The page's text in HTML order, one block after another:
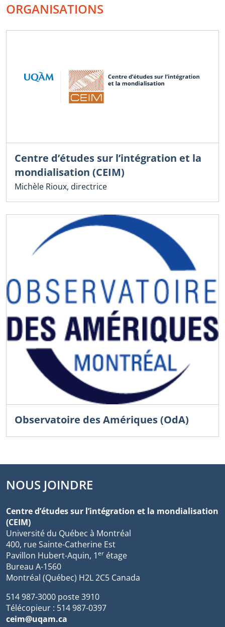
ORGANISATIONS
Centre d’études sur l’intégration et la
mondialisation (CEIM)
Michèle Rioux, directrice
Observatoire des Amériques (OdA)
NOUS JOINDRE
Centre d’études sur l’intégration et la mondialisation
(CEIM)
Université du Québec à Montréal
400, rue Sainte-Catherine Est
Pavillon Hubert-Aquin, 1er étage
Bureau A-1560
Montréal (Québec) H2L 2C5 Canada
514 987-3000 poste 3910
Télécopieur : 514 987-0397
ceim@uqam.ca